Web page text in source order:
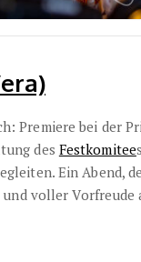
Premiere bei der
des Festkomitee
Ein Abend,
voller Vorfreude